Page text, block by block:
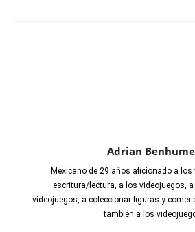
Adrian
Mexicano de 29 años aficionado a los
escritura/lectura, a los videojuegos,
videojuegos, a coleccionar figuras y comer
también a los